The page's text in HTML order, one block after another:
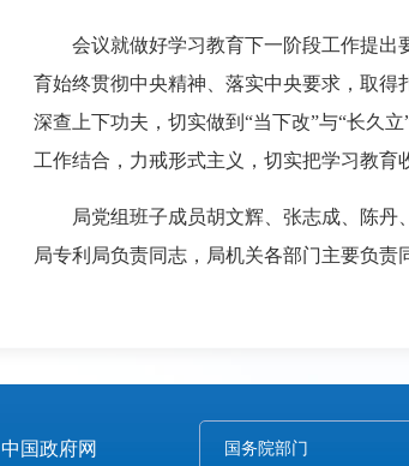
会议就做好学习教育下一阶段工作提出
育始终贯彻中央精神、落实中央要求，取得
深查上下功夫，切实做到“当下改”与“长久
工作结合，力戒形式主义，切实把学习教育
局党组班子成员胡文辉、张志成、陈丹
局专利局负责同志，局机关各部门主要负责
中国政府网 国务院部门